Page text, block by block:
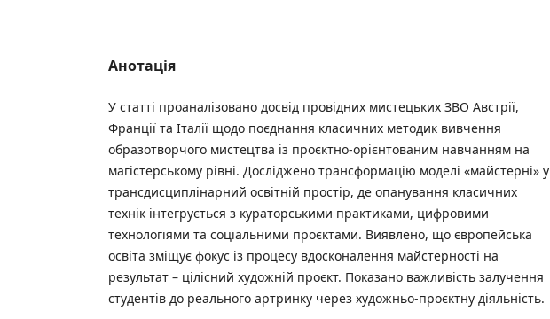
Анотація
У статті проаналізовано досвід провідних мистецьких ЗВО Австрії,
Франції та Італії щодо поєднання класичних методик вивчення
образотворчого мистецтва із проєктно-орієнтованим навчанням на
магістерському рівні. Досліджено трансформацію моделі «майстерні» у
трансдисциплінарний освітній простір, де опанування класичних
технік інтегрується з кураторськими практиками, цифровими
технологіями та соціальними проєктами. Виявлено, що європейська
освіта зміщує фокус із процесу вдосконалення майстерності на
результат – цілісний художній проєкт. Показано важливість залучення
студентів до реального артринку через художньо-проєктну діяльність.